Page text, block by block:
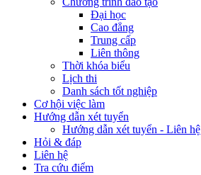
Đại học
Cao đẳng
Trung cấp
Liên thông
Thời khóa biểu
Lịch thi
Danh sách tốt nghiệp
Cơ hội việc làm
Hướng dẫn xét tuyển
Hướng dẫn xét tuyển - Liên hệ
Hỏi & đáp
Liên hệ
Tra cứu điểm